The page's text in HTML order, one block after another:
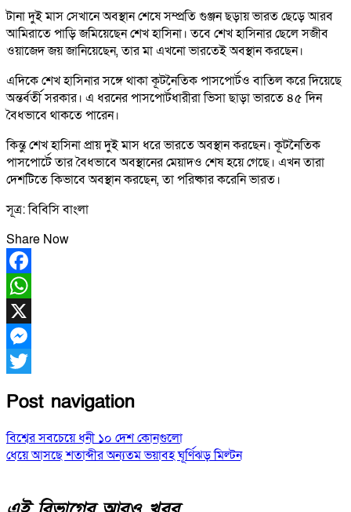
টানা দুই মাস সেখানে অবস্থান শেষে সম্প্রতি গুঞ্জন ছড়ায় ভারত ছেড়ে আরব
আমিরাতে পাড়ি জমিয়েছেন শেখ হাসিনা। তবে শেখ হাসিনার ছেলে সজীব
ওয়াজেদ জয় জানিয়েছেন, তার মা এখনো ভারতেই অবস্থান করছেন।
এদিকে শেখ হাসিনার সঙ্গে থাকা কূটনৈতিক পাসপোর্টও বাতিল করে দিয়েছে
অন্তর্বর্তী সরকার। এ ধরনের পাসপোর্টধারীরা ভিসা ছাড়া ভারতে ৪৫ দিন
বৈধভাবে থাকতে পারেন।
কিন্তু শেখ হাসিনা প্রায় দুই মাস ধরে ভারতে অবস্থান করছেন। কূটনৈতিক
পাসপোর্টে তার বৈধভাবে অবস্থানের মেয়াদও শেষ হয়ে গেছে। এখন তারা
দেশটিতে কিভাবে অবস্থান করছেন, তা পরিষ্কার করেনি ভারত।
সূত্র: বিবিসি বাংলা
Share Now
Facebook
WhatsApp
X
Messenger
Post navigation
বিশ্বের সবচেয়ে ধনী ১০ দেশ কোনগুলো
ধেয়ে আসছে শতাব্দীর অন্যতম ভয়াবহ ঘূর্ণিঝড় মিল্টন